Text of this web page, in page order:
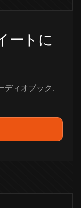
ートに
ィオブック、